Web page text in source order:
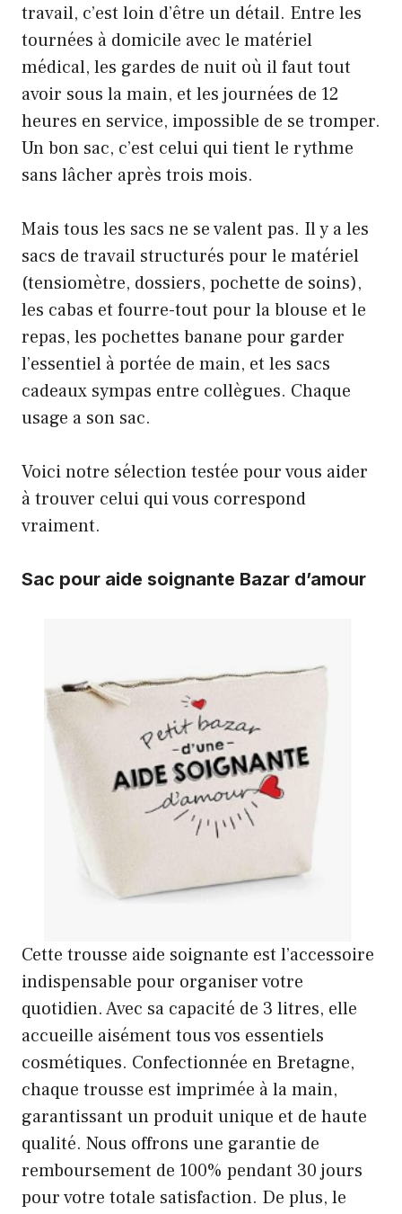
travail, c’est loin d’être un détail. Entre les
tournées à domicile avec le matériel
médical, les gardes de nuit où il faut tout
avoir sous la main, et les journées de 12
heures en service, impossible de se tromper.
Un bon sac, c’est celui qui tient le rythme
sans lâcher après trois mois.
Mais tous les sacs ne se valent pas. Il y a les
sacs de travail structurés pour le matériel
(tensiomètre, dossiers, pochette de soins),
les cabas et fourre-tout pour la blouse et le
repas, les pochettes banane pour garder
l’essentiel à portée de main, et les sacs
cadeaux sympas entre collègues. Chaque
usage a son sac.
Voici notre sélection testée pour vous aider
à trouver celui qui vous correspond
vraiment.
Sac pour aide soignante Bazar d’amour
Cette trousse aide soignante est l’accessoire
indispensable pour organiser votre
quotidien. Avec sa capacité de 3 litres, elle
accueille aisément tous vos essentiels
cosmétiques. Confectionnée en Bretagne,
chaque trousse est imprimée à la main,
garantissant un produit unique et de haute
qualité. Nous offrons une garantie de
remboursement de 100% pendant 30 jours
pour votre totale satisfaction. De plus, le